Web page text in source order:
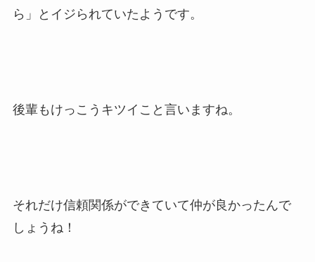
ら」とイジられていたようです。
後輩もけっこうキツイこと言いますね。
それだけ信頼関係ができていて仲が良かったんで
しょうね！